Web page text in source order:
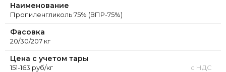
Наименование
Пропиленгликоль 75% (ВПР-75%)
Фасовка
20/30/207 кг
Цена с учетом тары
151-163 руб/кг с НДС